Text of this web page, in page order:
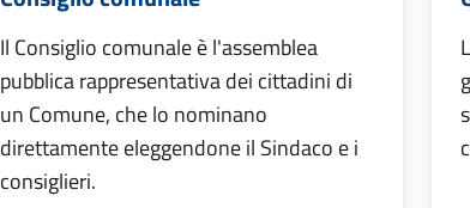
Il Consiglio comunale è l'assemblea
pubblica rappresentativa dei cittadini di
un Comune, che lo nominano
direttamente eleggendone il Sindaco e i
consiglieri.